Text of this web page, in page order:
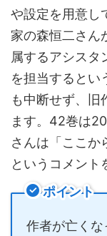
や設定を用意し
家の森恒二さん
属するアシスタ
を担当するとい
も中断せず、旧
ます。42巻は
さんは「ここか
というコメント
ポイント
作者が亡く